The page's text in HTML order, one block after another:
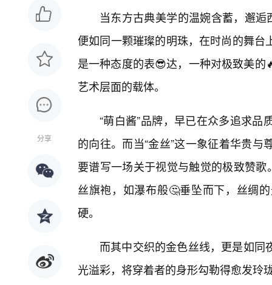
分享
当东方古典美学的温婉含蓄，邂
便如同一颗璀璨的明珠，在时尚的舞
是一种态度的表😎达，一种对极致美
艺术层面的载体。
“萌白酱”品牌，早已在众多追求
的向往。而当“金丝”这一象征着华贵
要谱写一场关于视觉与触觉的极致赞
丝旗袍，如瀑布般🤔垂坠而下，丝绸
硬。
而其中交织的金色丝线，更是如
光溢彩，将穿着者的身形勾勒得愈发玲